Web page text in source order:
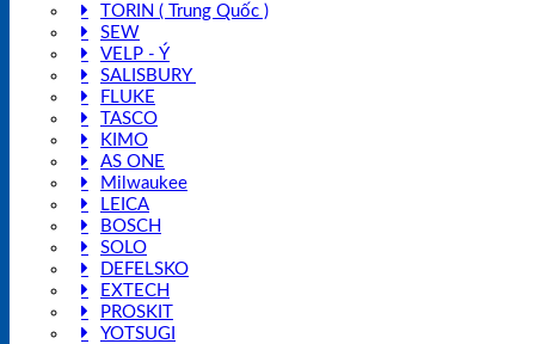
TORIN ( Trung Quốc )
SEW
VELP - Ý
SALISBURY
FLUKE
TASCO
KIMO
AS ONE
Milwaukee
LEICA
BOSCH
SOLO
DEFELSKO
EXTECH
PROSKIT
YOTSUGI